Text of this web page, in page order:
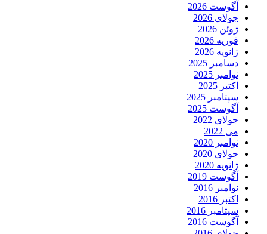
آگوست 2026
جولای 2026
ژوئن 2026
فوریه 2026
ژانویه 2026
دسامبر 2025
نوامبر 2025
اکتبر 2025
سپتامبر 2025
آگوست 2025
جولای 2022
می 2022
نوامبر 2020
جولای 2020
ژانویه 2020
آگوست 2019
نوامبر 2016
اکتبر 2016
سپتامبر 2016
آگوست 2016